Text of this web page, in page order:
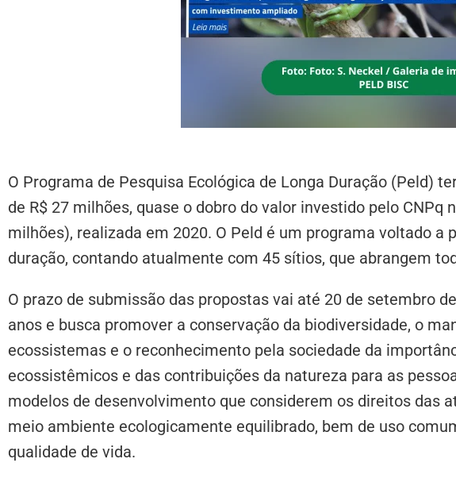
O Programa de Pesquisa Ecológica de Longa Duração (Peld)
de R$ 27 milhões, quase o dobro do valor investido pelo CNPq
milhões), realizada em 2020. O Peld é um programa voltado a
duração, contando atualmente com 45 sítios, que abrangem
O prazo de submissão das propostas vai até 20 de setembro
anos e busca promover a conservação da biodiversidade, o
ecossistemas e o reconhecimento pela sociedade da
ecossistêmicos e das contribuições da natureza para as
modelos de desenvolvimento que considerem os direitos das
meio ambiente ecologicamente equilibrado, bem de uso
qualidade de vida.